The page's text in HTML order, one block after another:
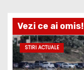
Vezi ce ai omis!
STIRI ACTUALE